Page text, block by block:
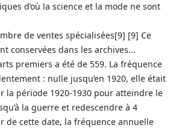
d’où la science et la mode ne sont
de ventes spécialisées[9] [9] Ce
conservées dans les archives...
premiers a été de 559. La fréquence
: nulle jusqu’en 1920, elle était
la période 1920-1930 pour atteindre le
la guerre et redescendre à 4
de cette date, la fréquence annuelle